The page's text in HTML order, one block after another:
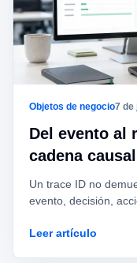
Objetos de negocio7 de
Del evento al
cadena
Un trace ID no
evento, decisión,
Leer artículo